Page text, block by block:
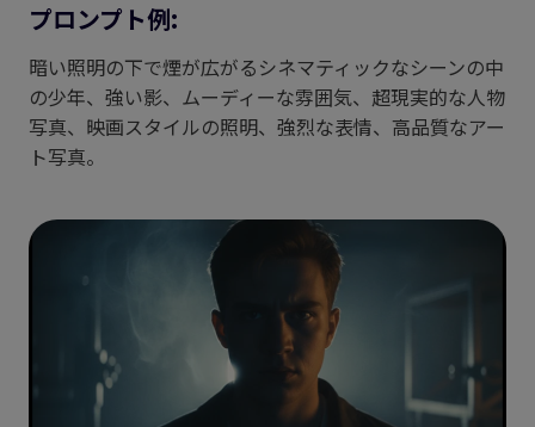
プロンプト例:
暗い照明の下で煙が広がるシネマティックなシーンの中
の少年、強い影、ムーディーな雰囲気、超現実的な人物
写真、映画スタイルの照明、強烈な表情、高品質なアー
ト写真。